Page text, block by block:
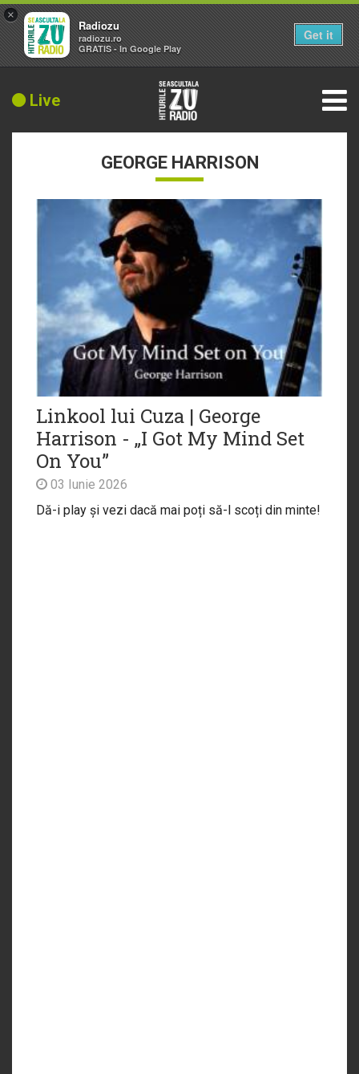
Live
GEORGE HARRISON
Linkool lui Cuza | George
Harrison - „I Got My Mind Set
On You”
03 Iunie 2026
Dă-i play și vezi dacă mai poți să-l scoți din minte!
×
Radiozu
radiozu.ro
GRATIS - In Google Play
Get it